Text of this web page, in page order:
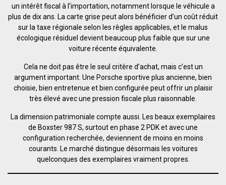
un intérêt fiscal à l’importation, notamment lorsque le véhicule a
plus de dix ans. La carte grise peut alors bénéficier d’un coût réduit
sur la taxe régionale selon les règles applicables, et le malus
écologique résiduel devient beaucoup plus faible que sur une
voiture récente équivalente.
Cela ne doit pas être le seul critère d’achat, mais c’est un
argument important. Une Porsche sportive plus ancienne, bien
choisie, bien entretenue et bien configurée peut offrir un plaisir
très élevé avec une pression fiscale plus raisonnable.
La dimension patrimoniale compte aussi. Les beaux exemplaires
de Boxster 987 S, surtout en phase 2 PDK et avec une
configuration recherchée, deviennent de moins en moins
courants. Le marché distingue désormais les voitures
quelconques des exemplaires vraiment propres.